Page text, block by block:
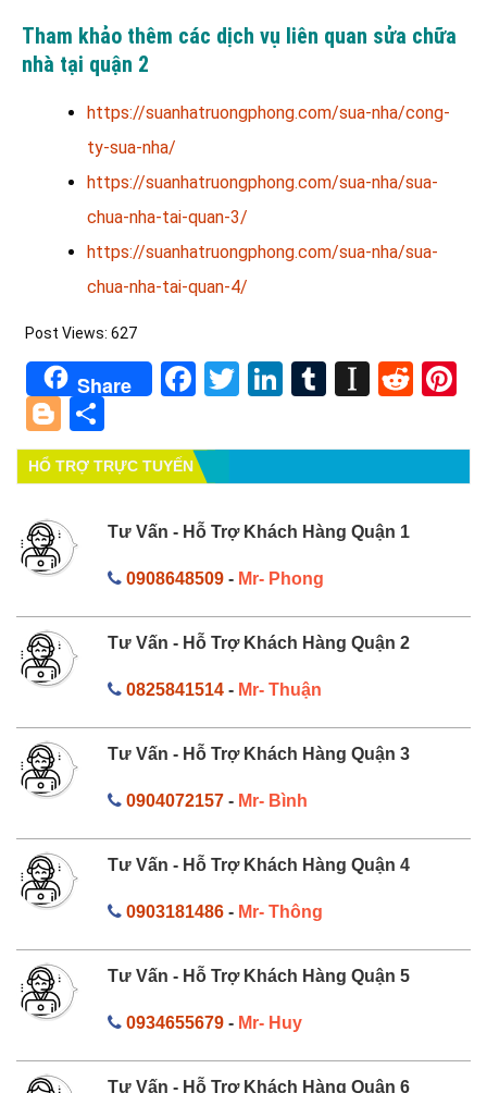
Tham khảo thêm các dịch vụ liên quan sửa chữa
nhà tại quận 2
https://suanhatruongphong.com/sua-nha/cong-
ty-sua-nha/
https://suanhatruongphong.com/sua-nha/sua-
chua-nha-tai-quan-3/
https://suanhatruongphong.com/sua-nha/sua-
chua-nha-tai-quan-4/
Post Views: 627
Share Facebook
TwitterLinkedIn
Tumblr
Blogger
HỔ TRỢ TRỰC TUYẾN
Tư Vấn - Hỗ Trợ Khách Hàng Quận 1
0908648509- Mr- Phong
Tư Vấn - Hỗ Trợ Khách Hàng Quận 2
0825841514- Mr- Thuận
Tư Vấn - Hỗ Trợ Khách Hàng Quận 3
0904072157- Mr- Bình
Tư Vấn - Hỗ Trợ Khách Hàng Quận 4
0903181486- Mr- Thông
Tư Vấn - Hỗ Trợ Khách Hàng Quận 5
0934655679- Mr- Huy
Tư Vấn - Hỗ Trợ Khách Hàng Quận 6